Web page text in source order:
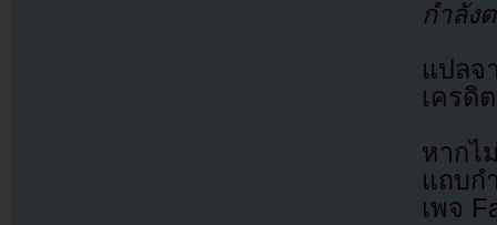
กำลัง
แปล
เครดิ
หากไ
แถบก
เพจ